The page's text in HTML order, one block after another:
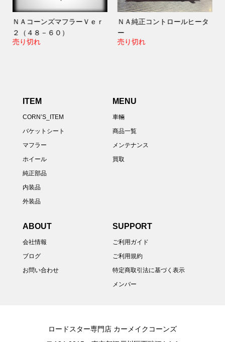
ＮＡコーンズマフラーＶｅｒ
２（４８－６０）
売り切れ
ＮＡ純正コントロールヒータ
ー
売り切れ
ITEM
CORN’S_ITEM
バケットシート
マフラー
ホイール
純正部品
内装品
外装品
MENU
車輛
商品一覧
メンテナンス
買取
ABOUT
会社情報
ブログ
お問い合わせ
SUPPORT
ご利用ガイド
ご利用規約
特定商取引法に基づく表示
メンバー
ロードスター専門店 カーメイクコーンズ